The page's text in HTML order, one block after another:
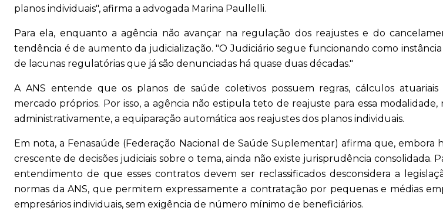
planos individuais", afirma a advogada Marina Paullelli.
Para ela, enquanto a agência não avançar na regulação dos reajustes e do
tendência é de aumento da judicialização. "O Judiciário segue funcionando como
de lacunas regulatórias que já são denunciadas há quase duas décadas."
A ANS entende que os planos de saúde coletivos possuem regras, cálculos atuariais
mercado próprios. Por isso, a agência não estipula teto de reajuste para essa
administrativamente, a equiparação automática aos reajustes dos planos individuais.
Em nota, a Fenasaúde (Federação Nacional de Saúde Suplementar) afirma que, embora
crescente de decisões judiciais sobre o tema, ainda não existe jurisprudência consolidada.
entendimento de que esses contratos devem ser reclassificados desconsidera a
normas da ANS, que permitem expressamente a contratação por pequenas e médias
empresários individuais, sem exigência de número mínimo de beneficiários.